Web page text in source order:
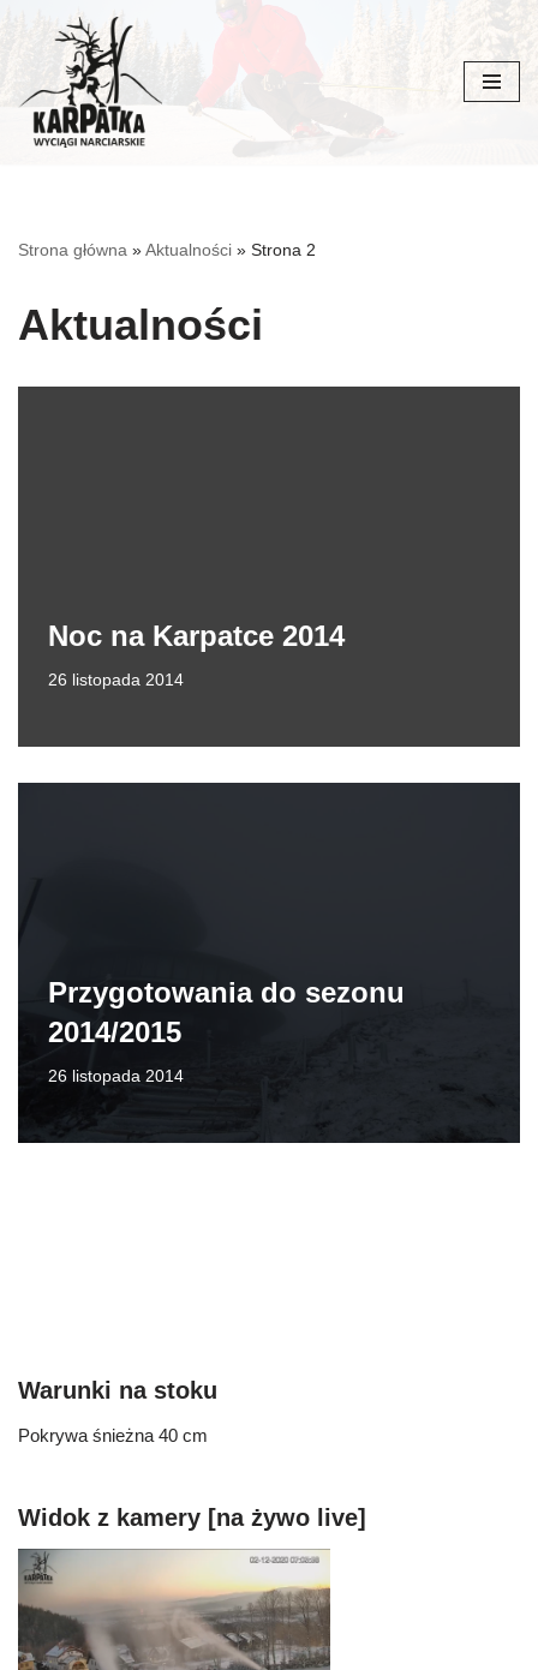
Przejdź
do
treści
Strona główna »Aktualności » Strona 2
Aktualności
Noc na Karpatce 2014
26 listopada 2014
Przygotowania do sezonu
2014/2015
26 listopada 2014
Warunki na stoku
Pokrywa śnieżna 40 cm
Widok z kamery [na żywo live]